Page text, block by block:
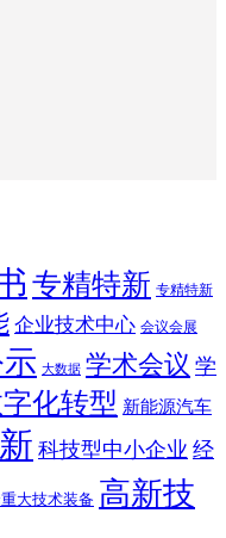
专精特新 专精特新
企业技术中心 会议会展
大数据 学术会议 学
化转型 新能源汽车
科技型中小企业 经
大技术装备 高新技